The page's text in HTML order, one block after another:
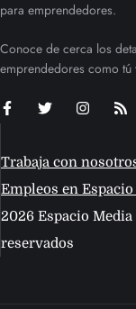
para emprendedores.
Conoce de cerca los
emprendedores como
Trabaja con
Empleos en
2026 Espacio
reservados